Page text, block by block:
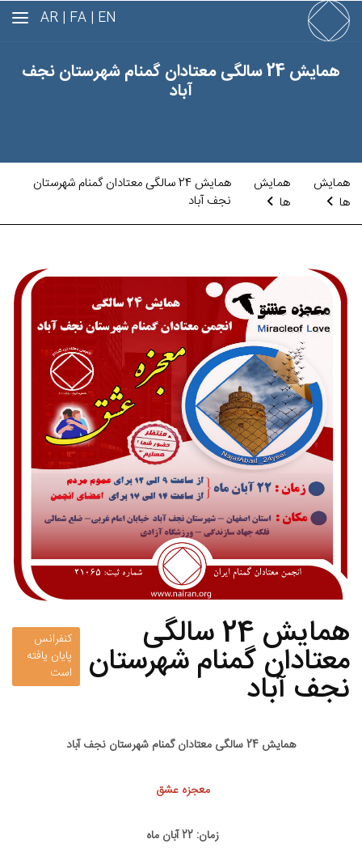
EN |
FA |
AR
همایش 24 سالگی معتادان گمنام شهرستان نجف
آباد
همایش
ها
همایش
ها
همایش 24 سالگی معتادان گمنام شهرستان
نجف آباد
همایش 24 سالگی
معتادان گمنام شهرستان
نجف آباد
کنفرانس
پایان یافته
است
همایش 24 سالگی معتادان گمنام شهرستان نجف آباد
معجزه عشق
زمان: 22 آبان ماه